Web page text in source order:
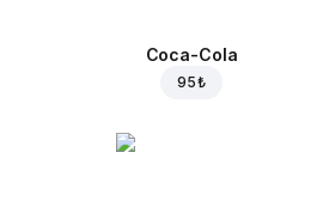
Coca-Cola
95 ₺